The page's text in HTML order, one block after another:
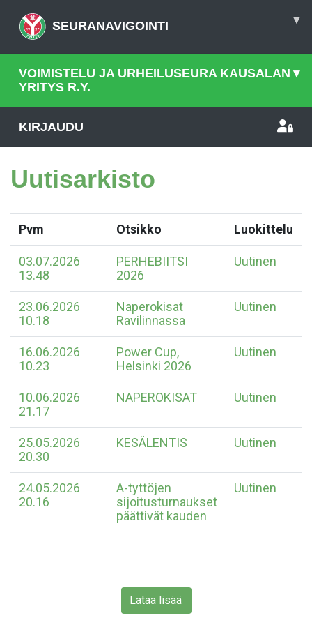
SEURANAVIGOINTI ▾
VOIMISTELU JA URHEILUSEURA KAUSALAN
YRITYS R.Y.
▾
KIRJAUDU
Uutisarkisto
Pvm Otsikko Luokittelu
03.07.2026
13.48
PERHEBIITSI
2026
Uutinen
23.06.2026
10.18
Naperokisat
Ravilinnassa
Uutinen
16.06.2026
10.23
Power Cup,
Helsinki 2026
Uutinen
10.06.2026
21.17
NAPEROKISAT Uutinen
25.05.2026
20.30
KESÄLENTIS Uutinen
24.05.2026
20.16
A-tyttöjen
sijoitusturnaukset
päättivät kauden
Uutinen
Lataa lisää